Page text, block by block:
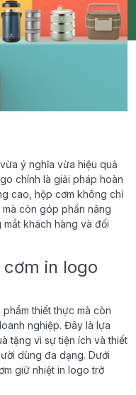
ý nghĩa vừa hiệu quả
chính là giải pháp hoàn
cao, hộp cơm không chỉ
còn góp phần nâng
khách hàng và đối
in logo
thiết thực mà còn
nghiệp. Đây là lựa
tặng vì sự tiện ích và thiết
dùng đa dạng. Dưới
giữ nhiệt in logo trở